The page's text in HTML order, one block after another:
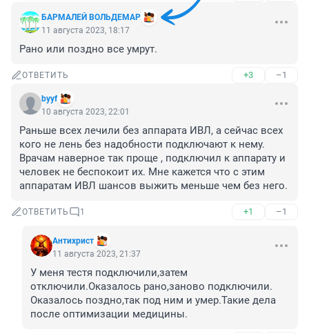
БАРМАЛЕЙ ВОЛЬДЕМАР
11 августа 2023, 18:17
Рано или поздно все умрут.
ОТВЕТИТЬ +3 –1
byyf
10 августа 2023, 22:01
Раньше всех лечили без аппарата ИВЛ, а сейчас всех
кого не лень без надобности подключают к нему.
Врачам наверное так проще , подключил к аппарату и
человек не беспокоит их. Мне кажется что с этим
аппаратам ИВЛ шансов выжить меньше чем без него.
ОТВЕТИТЬ 1 +1 –1
Антихрист
11 августа 2023, 21:37
У меня тестя подключили,затем
отключили.Оказалось рано,заново подключили.
Оказалось поздно,так под ним и умер.Такие дела
после оптимизации медицины.